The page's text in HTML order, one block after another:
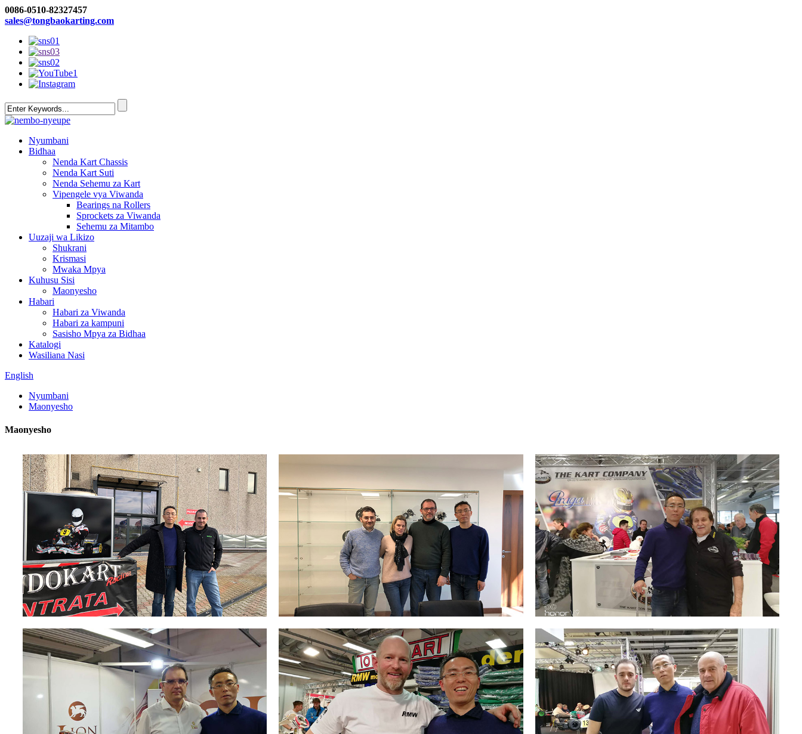
0086-0510-82327457
sales@tongbaokarting.com
Nyumbani
Bidhaa
Nenda Kart Chassis
Nenda Kart Suti
Nenda Sehemu za Kart
Vipengele vya Viwanda
Bearings na Rollers
Sprockets za Viwanda
Sehemu za Mitambo
Uuzaji wa Likizo
Shukrani
Krismasi
Mwaka Mpya
Kuhusu Sisi
Maonyesho
Habari
Habari za Viwanda
Habari za kampuni
Sasisho Mpya za Bidhaa
Katalogi
Wasiliana Nasi
English
Nyumbani
Maonyesho
Maonyesho